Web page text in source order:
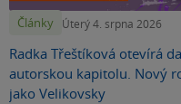
Články Úterý 4. srpna 2026
Radka Třeštíková otevírá
autorskou kapitolu. Nový
jako Velikovsky